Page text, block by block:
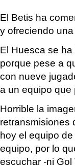
El Betis ha
y ofreciendo
El Huesca se
porque pese a
con nueve
a un equipo que
Horrible la
retransmisiones
hoy el equipo
equipo, por lo
escuchar -ni Gol